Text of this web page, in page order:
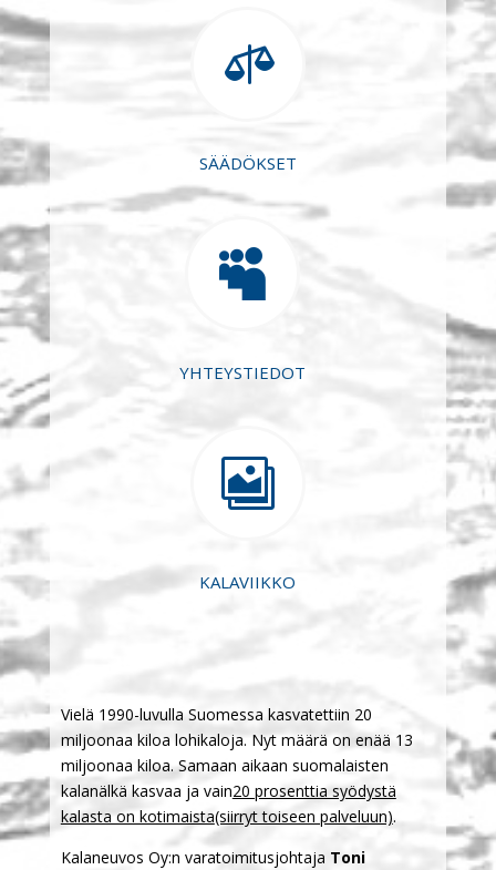

SÄÄDÖKSET

YHTEYSTIEDOT

KALAVIIKKO
Vielä 1990-luvulla Suomessa kasvatettiin 20
miljoonaa kiloa lohikaloja. Nyt määrä on enää 13
miljoonaa kiloa. Samaan aikaan suomalaisten
kalanälkä kasvaa ja vain20 prosenttia syödystä
kalasta on kotimaista(siirryt toiseen palveluun).
Kalaneuvos Oy:n varatoimitusjohtaja Toni